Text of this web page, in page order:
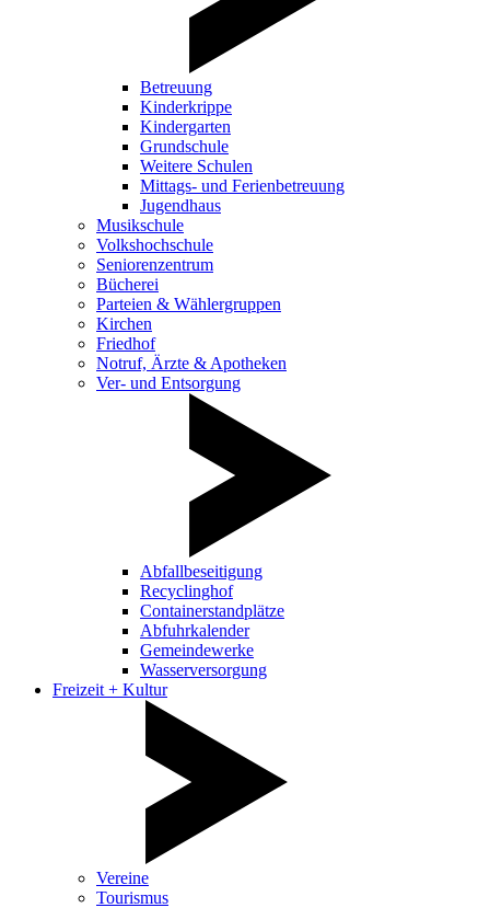
Betreuung
Kinderkrippe
Kindergarten
Grundschule
Weitere Schulen
Mittags- und Ferienbetreuung
Jugendhaus
Musikschule
Volkshochschule
Seniorenzentrum
Bücherei
Parteien & Wählergruppen
Kirchen
Friedhof
Notruf, Ärzte & Apotheken
Ver- und Entsorgung
Abfallbeseitigung
Recyclinghof
Containerstandplätze
Abfuhrkalender
Gemeindewerke
Wasserversorgung
Freizeit + Kultur
Vereine
Tourismus